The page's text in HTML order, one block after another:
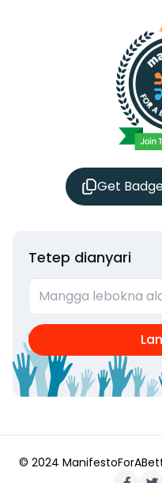
Get
Tetep dianyari
© 2024